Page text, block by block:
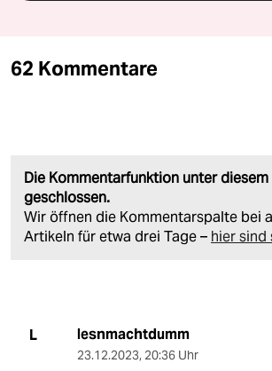
62 Kommentare
Die Kommentarfunktion unter
geschlossen.
Wir öffnen die Kommentarspalte bei
Artikeln für etwa drei Tage – hier sind
L lesnmachtdumm
23.12.2023, 20:36 Uhr